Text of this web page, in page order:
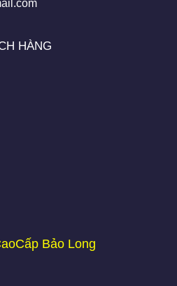
HÀNG
Bảo Long